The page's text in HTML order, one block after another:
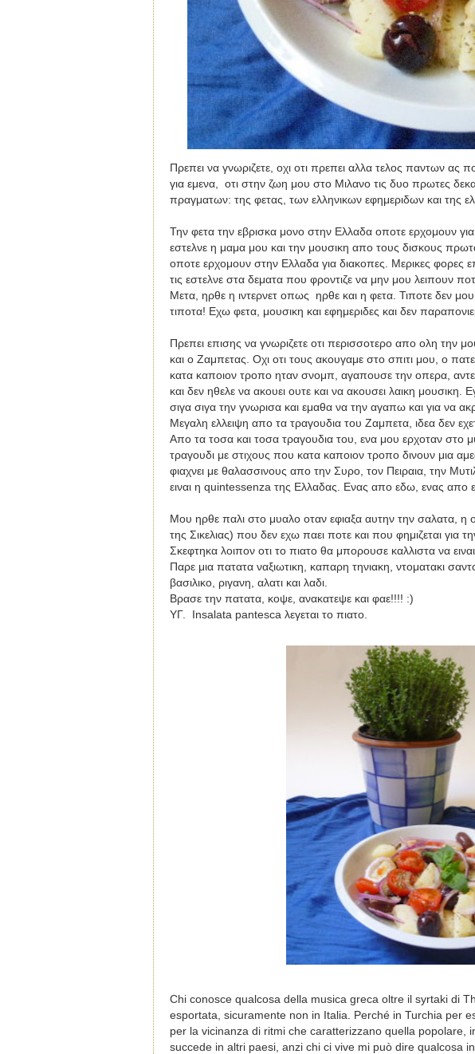
Πρεπει να γνωριζετε, οχι οτι πρεπει αλλα τελος παντων ας
για εμενα,
οτι στην ζωη μου στο Μιλανο τις δυο πρωτες
πραγματων: της φετας, των ελληνικων εφημεριδων και της
Την φετα την εβρισκα μονο στην Ελλαδα οποτε ερχομουν για
εστελνε η μαμα μου και την μουσικη απο τους δισκους
οποτε ερχομουν στην Ελλαδα για διακοπες. Μερικες φορες
τις εστελνε στα δεματα που φροντιζε να μην μου λειπουν
Μετα, ηρθε η ιντερνετ οπως ηρθε και η φετα. Τιποτε δεν
τιποτα! Εχω φετα, μουσικη και εφημεριδες και δεν
Πρεπει επισης να γνωριζετε οτι περισσοτερο απο ολη την
και ο Ζαμπετας. Οχι οτι τους ακουγαμε στο σπιτι μου, ο
κατα καποιον τροπο ηταν σνομπ, αγαπουσε την οπερα, αντε
και δεν ηθελε να ακουει ουτε και να ακουσει λαικη
σιγα σιγα την γνωρισα και εμαθα να την αγαπω και για να
Μεγαλη ελλειψη απο τα τραγουδια του Ζαμπετα, ιδεα δεν
Απο τα τοσα και τοσα τραγουδια του, ενα μου ερχοταν στο
τραγουδι με στιχους που κατα καποιον τροπο δινουν μια
φιαχνει με θαλασσινους απο την Συρο, τον Πειραια, την
ειναι η quintessenza της Ελλαδας. Ενας απο εδω, ενας απο
Μου ηρθε παλι στο μυαλο οταν εφιαξα αυτην την σαλατα, η
της Σικελιας) που δεν εχω παει ποτε και που φημιζεται για
Σκεφτηκα λοιπον οτι το πιατο θα μπορουσε καλλιστα να
Παρε μια πατατα ναξιωτικη, καπαρη τηνιακη, ντοματακι
βασιλικο, ριγανη, αλατι και λαδι.
Βρασε την πατατα, κοψε, ανακατεψε και φαε!!!! :)
ΥΓ.
Insalata pantesca λεγεται το πιατο.
Chi conosce qualcosa della musica greca oltre il syrtaki di
esportata, sicuramente non in Italia. Perché in Turchia per
per la vicinanza di ritmi che caratterizzano quella popolare,
succede in altri paesi, anzi chi ci vive mi può dire qualcosa